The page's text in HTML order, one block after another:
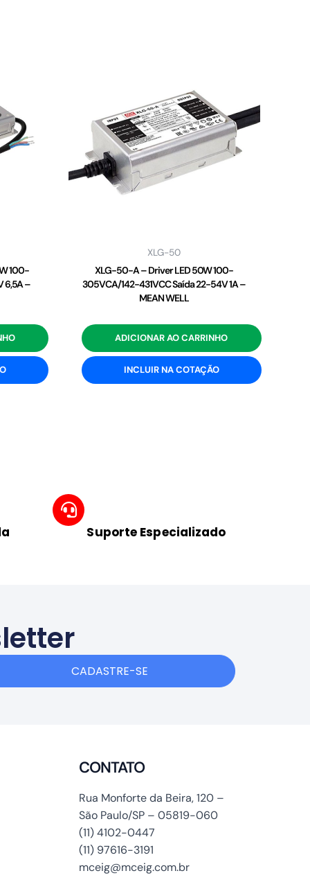
100-
6,5A –
XLG-50
XLG-50-A – Driver LED 50W 100-
305VCA/142-431VCC Saída 22-54V 1A –
MEAN WELL
ADICIONAR AO CARRINHO
INCLUIR NA COTAÇÃO
Suporte Especializado
CADASTRE-SE
CONTATO
Rua Monforte da Beira, 120 –
São Paulo/SP – 05819-060
(11) 4102-0447
(11) 97616-3191
mceig@mceig.com.br